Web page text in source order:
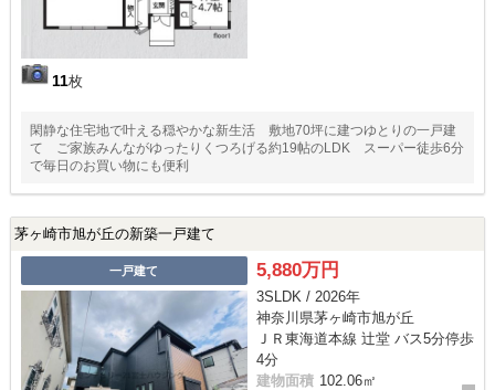
11枚
閑静な住宅地で叶える穏やかな新生活 敷地70坪に建つゆとりの一戸建
て ご家族みんながゆったりくつろげる約19帖のLDK スーパー徒歩6分
で毎日のお買い物にも便利
茅ヶ崎市旭が丘の新築一戸建て
一戸建て 5,880万円
3SLDK / 2026年
神奈川県茅ヶ崎市旭が丘
ＪＲ東海道本線 辻堂 バス5分停歩
4分
建物面積 102.06㎡